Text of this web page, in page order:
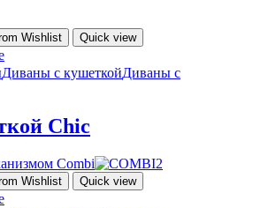
Wishlist
Quick view
Диваны с кушеткойДиваны с
Chic
Wishlist
Quick view